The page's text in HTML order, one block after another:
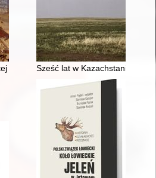
Polskiej : historia i dziedzictwo
Sześć lat w Kazachstanie :